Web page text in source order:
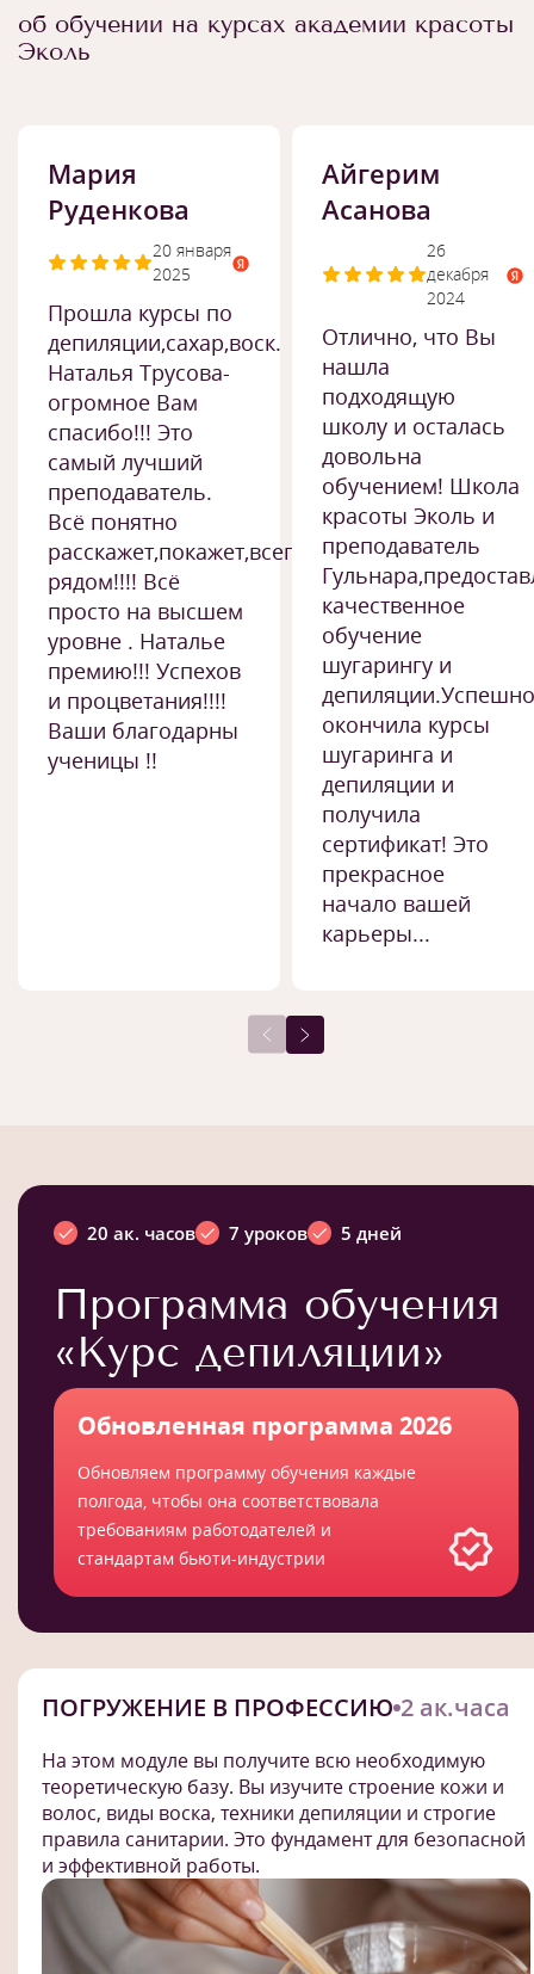
об обучении на курсах академии красоты
Эколь
Мария
Руденкова
20 января
2025
Прошла курсы по
депиляции,сахар,воск.
Наталья Трусова-
огромное Вам
спасибо!!! Это
самый лучший
преподаватель.
Всё понятно
расскажет,покажет,всегда
рядом!!!! Всё
просто на высшем
уровне . Наталье
премию!!! Успехов
и процветания!!!!
Ваши благодарны
ученицы !!
Айгерим
Асанова
26
декабря
2024
Отлично, что Вы
нашла
подходящую
школу и осталась
довольна
обучением! Школа
красоты Эколь и
преподаватель
качественное
обучение
шугарингу и
депиляции.Успешно
окончила курсы
шугаринга и
депиляции и
получила
сертификат! Это
прекрасное
начало вашей
карьеры...
20 ак. часов 7 уроков 5 дней
Программа обучения
«Курс депиляции»
Обновленная программа 2026
Обновляем программу обучения каждые
полгода, чтобы она соответствовала
требованиям работодателей и
стандартам бьюти-индустрии
ПОГРУЖЕНИЕ В ПРОФЕССИЮ 2 ак.часа
На этом модуле вы получите всю необходимую
теоретическую базу. Вы изучите строение кожи и
волос, виды воска, техники депиляции и строгие
правила санитарии. Это фундамент для безопасной
и эффективной работы.